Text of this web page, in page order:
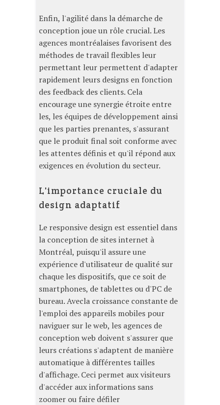
Enfin, l'agilité dans la démarche de
conception joue un rôle crucial. Les
agences montréalaises favorisent des
méthodes de travail flexibles leur
permettant leur permettent d'adapter
rapidement leurs designs en fonction
des feedback des clients. Cela
encourage une synergie étroite entre
les, les équipes de développement ainsi
que les parties prenantes, s'assurant
que le produit final soit conforme avec
les attentes définis et qu'il répond aux
exigences en évolution du secteur.
L'importance cruciale du
design adaptatif
Le responsive design est essentiel dans
la conception de sites internet à
Montréal, puisqu'il assure une
expérience d'utilisateur de qualité sur
chaque les dispositifs, que ce soit de
smartphones, de tablettes ou d'PC de
bureau. Avecla croissance constante de
l'emploi des appareils mobiles pour
naviguer sur le web, les agences de
conception web doivent s'assurer que
leurs créations s'adaptent de manière
automatique à différentes tailles
d'affichage. Ceci permet aux visiteurs
d'accéder aux informations sans
zoomer ou faire défiler